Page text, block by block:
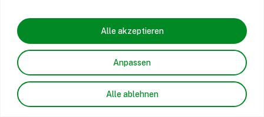
Anpassen
Alle ablehnen
Alle akzeptieren